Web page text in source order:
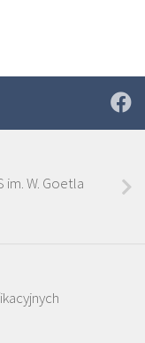
im. W. Goetla